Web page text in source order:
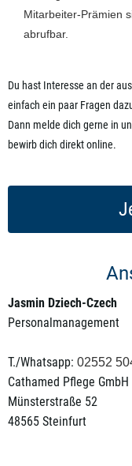
Mitarbeiter-Prämien
abrufbar.
Du hast Interesse an der
einfach ein paar Fragen
Dann melde dich gerne in
bewirb dich direkt online.
Jasmin Dziech-Czech
Personalmanagement
T./Whatsapp: 02552
Cathamed Pflege GmbH
Münsterstraße 52
48565 Steinfurt